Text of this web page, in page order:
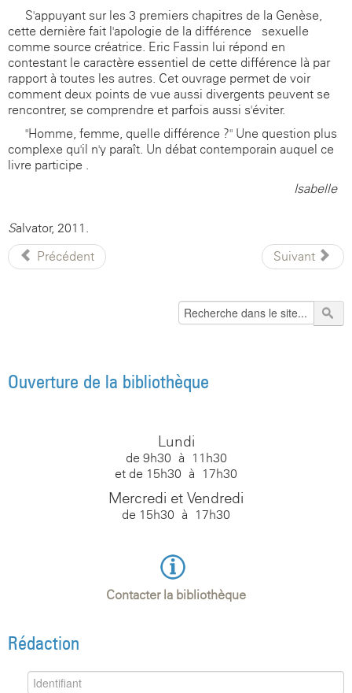
S'appuyant sur les 3 premiers chapitres de la Genèse,
cette dernière fait l'apologie de la différence sexuelle
comme source créatrice. Eric Fassin lui répond en
contestant le caractère essentiel de cette différence-là par
rapport à toutes les autres. Cet ouvrage permet de voir
comment deux points de vue aussi divergents peuvent se
rencontrer, se comprendre et parfois aussi s'éviter.
"Homme, femme, quelle différence ?" Une question plus
complexe qu'il n'y paraît. Un débat contemporain auquel ce
livre participe .
Isabelle
Salvator, 2011.
Précédent
Suivant
Ouverture de la bibliothèque
Lundi
de 9h30 à 11h30
et de 15h30 à 17h30
Mercredi et Vendredi
de 15h30 à 17h30
Contacter la bibliothèque
Rédaction